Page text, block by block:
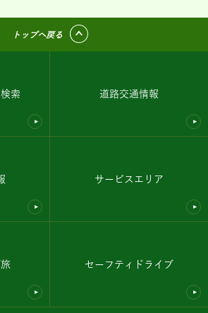
トップへ戻る
索 道路交通情報
サービスエリア
セーフティドライブ